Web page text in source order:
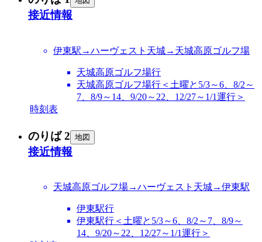
接近情報
伊東駅→ハーヴェスト天城→天城高原ゴルフ場
天城高原ゴルフ場行
天城高原ゴルフ場行＜土曜と5/3～6、8/2～
7、8/9～14、9/20～22、12/27～1/1運行＞
時刻表
のりば 2 地図
接近情報
天城高原ゴルフ場→ハーヴェスト天城→伊東駅
伊東駅行
伊東駅行＜土曜と5/3～6、8/2～7、8/9～
14、9/20～22、12/27～1/1運行＞